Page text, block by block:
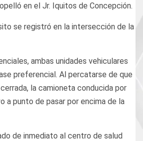
en el Jr. Iquitos de Concepción.
se registró en la intersección de la
ambas unidades vehiculares
preferencial. Al percatarse de que
la camioneta conducida por
a punto de pasar por encima de la
de inmediato al centro de salud